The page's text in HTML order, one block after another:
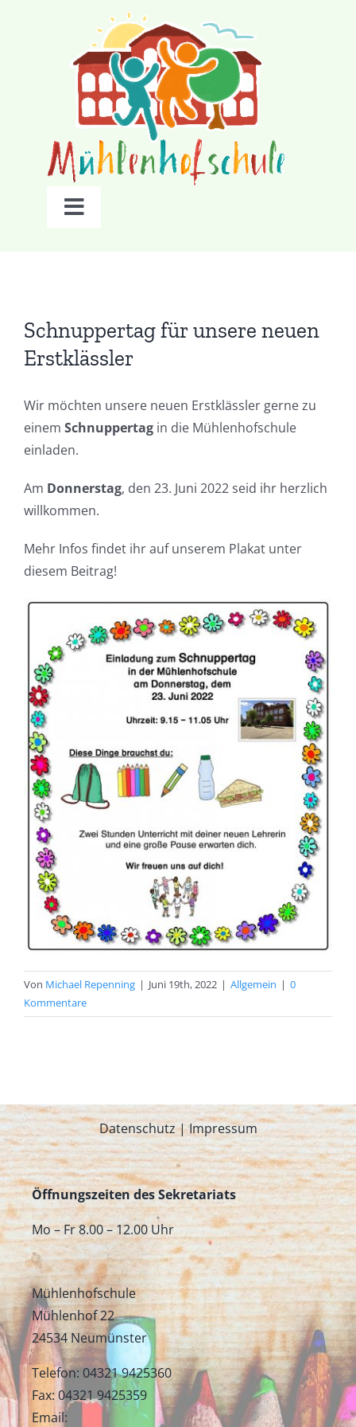
Navigation
Team
Sekretariat
Termine
Lernen zu Hause
Schnuppertag für unsere neuen
Erstklässler
Wir möchten unsere neuen Erstklässler gerne zu
einem Schnuppertag in die Mühlenhofschule
einladen.
Am Donnerstag, den 23. Juni 2022 seid ihr herzlich
willkommen.
Mehr Infos findet ihr auf unserem Plakat unter
diesem Beitrag!
Von Michael Repenning | Juni 19th, 2022 | Allgemein | 0
Kommentare
Datenschutz|Impressum
Öffnungszeiten des Sekretariats
Mo – Fr 8.00 – 12.00 Uhr
Mühlenhofschule
Mühlenhof 22
24534 Neumünster
Telefon: 04321 9425360
Fax: 04321 9425359
Email: